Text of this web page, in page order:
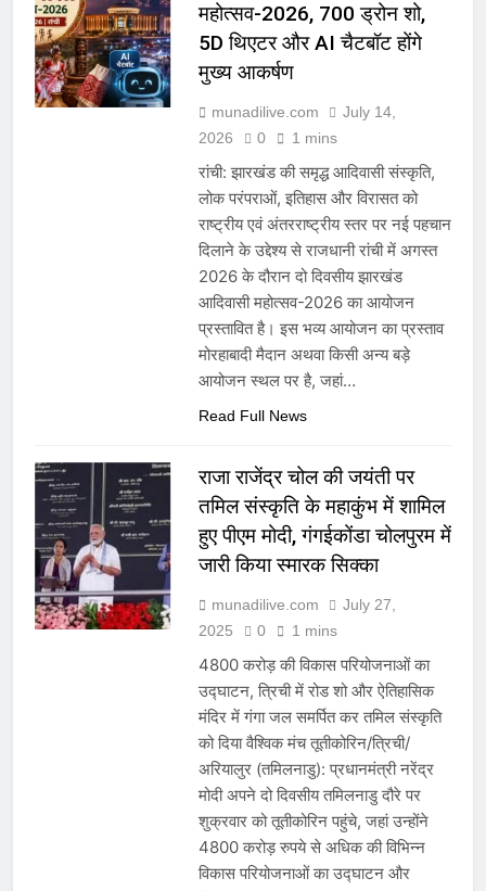
महोत्सव-2026, 700 ड्रोन शो,
5D थिएटर और AI चैटबॉट होंगे
मुख्य आकर्षण
munadilive.com
July 14,
2026
0 1 mins
रांची: झारखंड की समृद्ध आदिवासी संस्कृति,
लोक परंपराओं, इतिहास और विरासत को
राष्ट्रीय एवं अंतरराष्ट्रीय स्तर पर नई पहचान
दिलाने के उद्देश्य से राजधानी रांची में अगस्त
2026 के दौरान दो दिवसीय झारखंड
आदिवासी महोत्सव-2026 का आयोजन
प्रस्तावित है। इस भव्य आयोजन का प्रस्ताव
मोरहाबादी मैदान अथवा किसी अन्य बड़े
आयोजन स्थल पर है, जहां…
Read Full News
राजा राजेंद्र चोल की जयंती पर
तमिल संस्कृति के महाकुंभ में शामिल
हुए पीएम मोदी, गंगईकोंडा चोलपुरम में
जारी किया स्मारक सिक्का
munadilive.com
July 27,
2025
0 1 mins
4800 करोड़ की विकास परियोजनाओं का
उद्घाटन, त्रिची में रोड शो और ऐतिहासिक
मंदिर में गंगा जल समर्पित कर तमिल संस्कृति
को दिया वैश्विक मंच तूतीकोरिन/त्रिची/
अरियालुर (तमिलनाडु): प्रधानमंत्री नरेंद्र
मोदी अपने दो दिवसीय तमिलनाडु दौरे पर
शुक्रवार को तूतीकोरिन पहुंचे, जहां उन्होंने
4800 करोड़ रुपये से अधिक की विभिन्न
विकास परियोजनाओं का उद्घाटन और